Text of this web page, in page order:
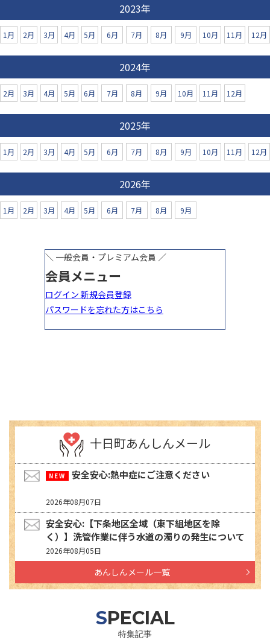
2023年
1月 2月 3月 4月 5月 6月 7月 8月 9月 10月 11月 12月
2024年
2月 3月 4月 5月 6月 7月 8月 9月 10月 11月 12月
2025年
1月 2月 3月 4月 5月 6月 7月 8月 9月 10月 11月 12月
2026年
1月 2月 3月 4月 5月 6月 7月 8月 9月
十日町あんしんメール
安全安心:熱中症にご注意ください
2026年08月07日
安全安心:【下条地区全域（東下組地区を除
く）】洗管作業に伴う水道の濁りの発生について
2026年08月05日
あんしんメール一覧
SPECIAL
特集記事